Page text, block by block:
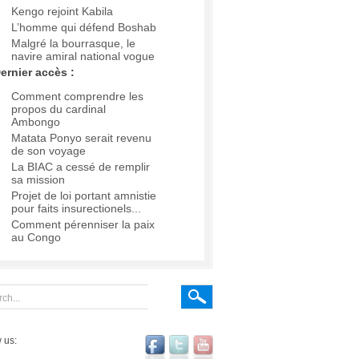
Kengo rejoint Kabila
L’homme qui défend Boshab
Malgré la bourrasque, le
navire amiral national vogue
accès :
Comment comprendre les
propos du cardinal
Ambongo
Matata Ponyo serait revenu
de son voyage
La BIAC a cessé de remplir
sa mission
Projet de loi portant amnistie
pour faits insurectionels...
Comment pérenniser la paix
au Congo
us: